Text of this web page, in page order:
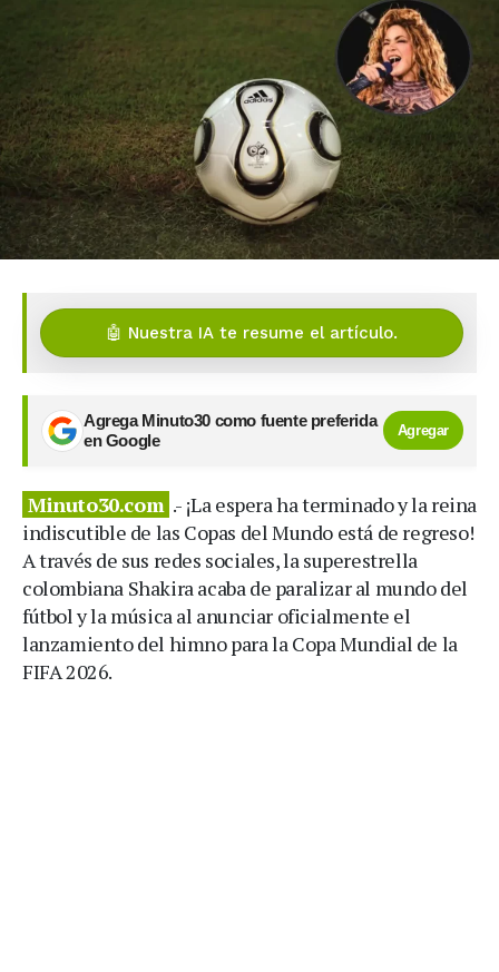
🤖 Nuestra IA te resume el artículo.
Agrega Minuto30 como fuente preferida
en Google
Agregar
Minuto30.com .- ¡La espera ha terminado y la reina
indiscutible de las Copas del Mundo está de regreso!
A través de sus redes sociales, la superestrella
colombiana Shakira acaba de paralizar al mundo del
fútbol y la música al anunciar oficialmente el
lanzamiento del himno para la Copa Mundial de la
FIFA 2026.